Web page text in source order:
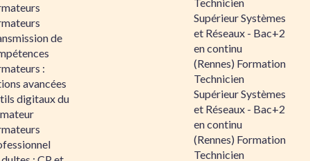
de
:
avancées
digitaux du
Supérieur Systèmes
et Réseaux - Bac+2
en continu
(Rennes) Formation
Technicien
Supérieur Systèmes
et Réseaux - Bac+2
en continu
(Rennes) Formation
Technicien